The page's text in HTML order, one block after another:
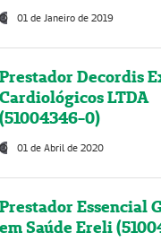
01 de Janeiro de 2019
Prestador Decordis
Cardiológicos LTDA
(51004346-0)
01 de Abril de 2020
Prestador Essencial
em Saúde Ereli